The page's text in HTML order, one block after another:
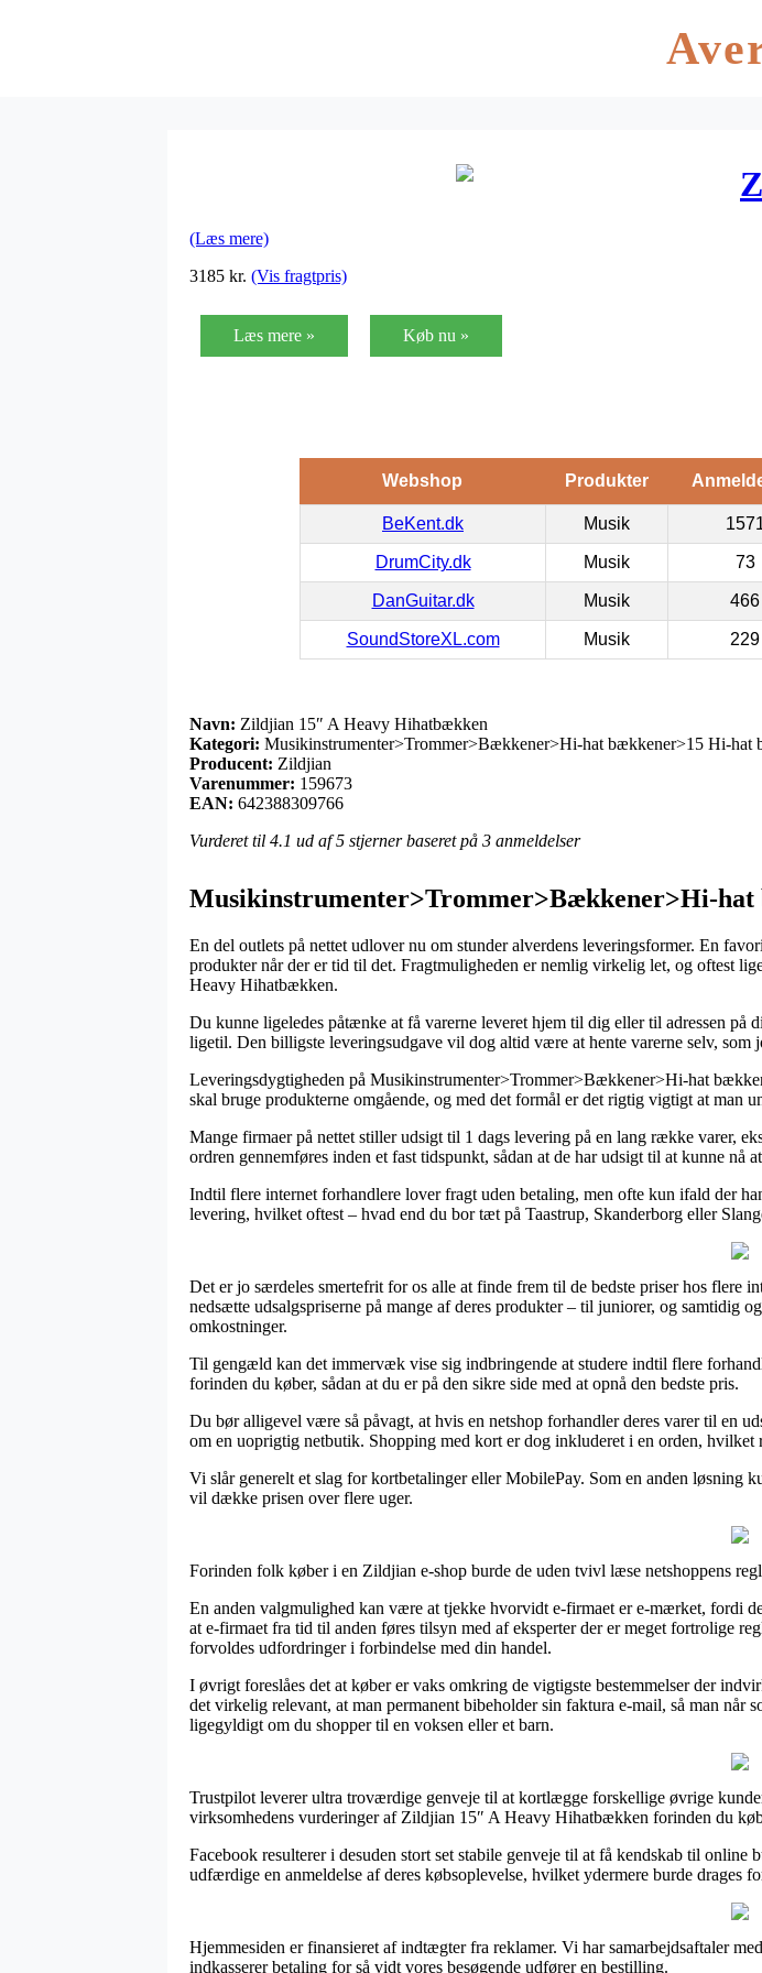
(Læs mere)
3185 kr. (Vis fragtpris)
Læs mere » Køb nu »
Webshop Produkter
BeKent.dk Musik
DrumCity.dk Musik 73
DanGuitar.dk Musik 466
SoundStoreXL.com Musik 229
Navn: Zildjian 15″ A Heavy Hihatbækken
Kategori: Musikinstrumenter>Trommer>Bækkener>Hi-hat bækkener>15 Hi-hat
Producent: Zildjian
Varenummer: 159673
EAN: 642388309766
Vurderet til 4.1 ud af 5 stjerner baseret på 3 anmeldelser
Musikinstrumenter>Trommer>Bækkener>Hi-
En del outlets på nettet udlover nu om stunder alverdens leveringsformer. En
produkter når der er tid til det. Fragtmuligheden er nemlig virkelig let, og oftest
Heavy Hihatbækken.
Du kunne ligeledes påtænke at få varerne leveret hjem til dig eller til adressen på
ligetil. Den billigste leveringsudgave vil dog altid være at hente varerne selv, som
Leveringsdygtigheden på Musikinstrumenter>Trommer>Bækkener>Hi-hat
skal bruge produkterne omgående, og med det formål er det rigtig vigtigt at man
Mange firmaer på nettet stiller udsigt til 1 dags levering på en lang række varer,
ordren gennemføres inden et fast tidspunkt, sådan at de har udsigt til at kunne nå
Indtil flere internet forhandlere lover fragt uden betaling, men ofte kun ifald der
levering, hvilket oftest – hvad end du bor tæt på Taastrup, Skanderborg eller
Det er jo særdeles smertefrit for os alle at finde frem til de bedste priser hos flere
nedsætte udsalgspriserne på mange af deres produkter – til juniorer, og samtidig
omkostninger.
Til gengæld kan det immervæk vise sig indbringende at studere indtil flere
forinden du køber, sådan at du er på den sikre side med at opnå den bedste pris.
Du bør alligevel være så påvagt, at hvis en netshop forhandler deres varer til en
om en uoprigtig netbutik. Shopping med kort er dog inkluderet i en orden, hvilket
Vi slår generelt et slag for kortbetalinger eller MobilePay. Som en anden løsning
vil dække prisen over flere uger.
Forinden folk køber i en Zildjian e-shop burde de uden tvivl læse netshoppens
En anden valgmulighed kan være at tjekke hvorvidt e-firmaet er e-mærket, fordi
at e-firmaet fra tid til anden føres tilsyn med af eksperter der er meget fortrolige
forvoldes udfordringer i forbindelse med din handel.
I øvrigt foreslåes det at køber er vaks omkring de vigtigste bestemmelser der
det virkelig relevant, at man permanent bibeholder sin faktura e-mail, så man
ligegyldigt om du shopper til en voksen eller et barn.
Trustpilot leverer ultra troværdige genveje til at kortlægge forskellige øvrige
virksomhedens vurderinger af Zildjian 15″ A Heavy Hihatbækken forinden du
Facebook resulterer i desuden stort set stabile genveje til at få kendskab til
udfærdige en anmeldelse af deres købsoplevelse, hvilket ydermere burde drages
Hjemmesiden er finansieret af indtægter fra reklamer. Vi har samarbejdsaftaler
indkasserer betaling for så vidt vores besøgende udfører en bestilling.